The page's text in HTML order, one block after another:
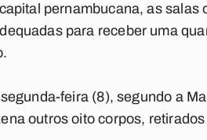
pernambucana, as
para receber uma
feira (8), segundo a
outros oito corpos,